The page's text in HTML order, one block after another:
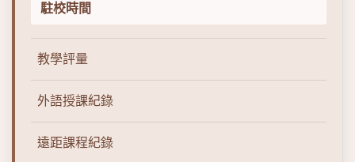
駐校時間
教學評量
外語授課紀錄
遠距課程紀錄